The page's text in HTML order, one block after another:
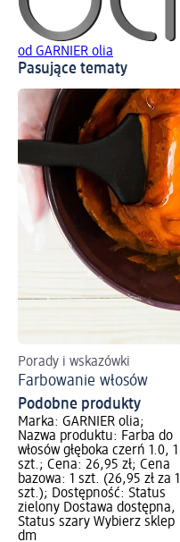
od GARNIER olia
Pasujące tematy
Porady i wskazówki
Farbowanie włosów
Podobne produkty
Marka: GARNIER olia;
Nazwa produktu: Farba do
włosów głęboka czerń 1.0, 1
szt.; Cena: 26,95 zł; Cena
bazowa: 1 szt. (26,95 zł za 1
szt.); Dostępność: Status
zielony Dostawa dostępna,
Status szary Wybierz sklep
dm